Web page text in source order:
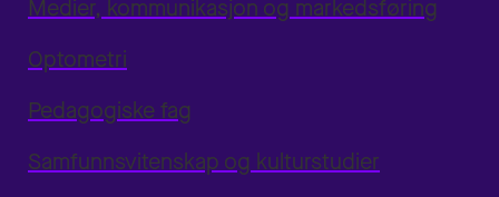
Medier, kommunikasjon og markedsføring
Optometri
Pedagogiske fag
Samfunnsvitenskap og kulturstudier